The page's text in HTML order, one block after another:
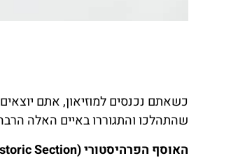
כשאתם נכנסים למוזיאון, אתם
שהתהלכו והתגוררו באיים האלה
האוסף הפרהיסטורי (Pre-historic Section)